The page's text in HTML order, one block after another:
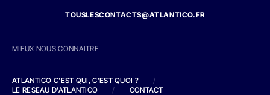
TOUSLESCONTACTS@ATLANTICO.FR
MIEUX NOUS CONNAITRE
ATLANTICO C'EST QUI, C'EST QUOI ?
/
LE RESEAU D'ATLANTICO
/ CONTACT